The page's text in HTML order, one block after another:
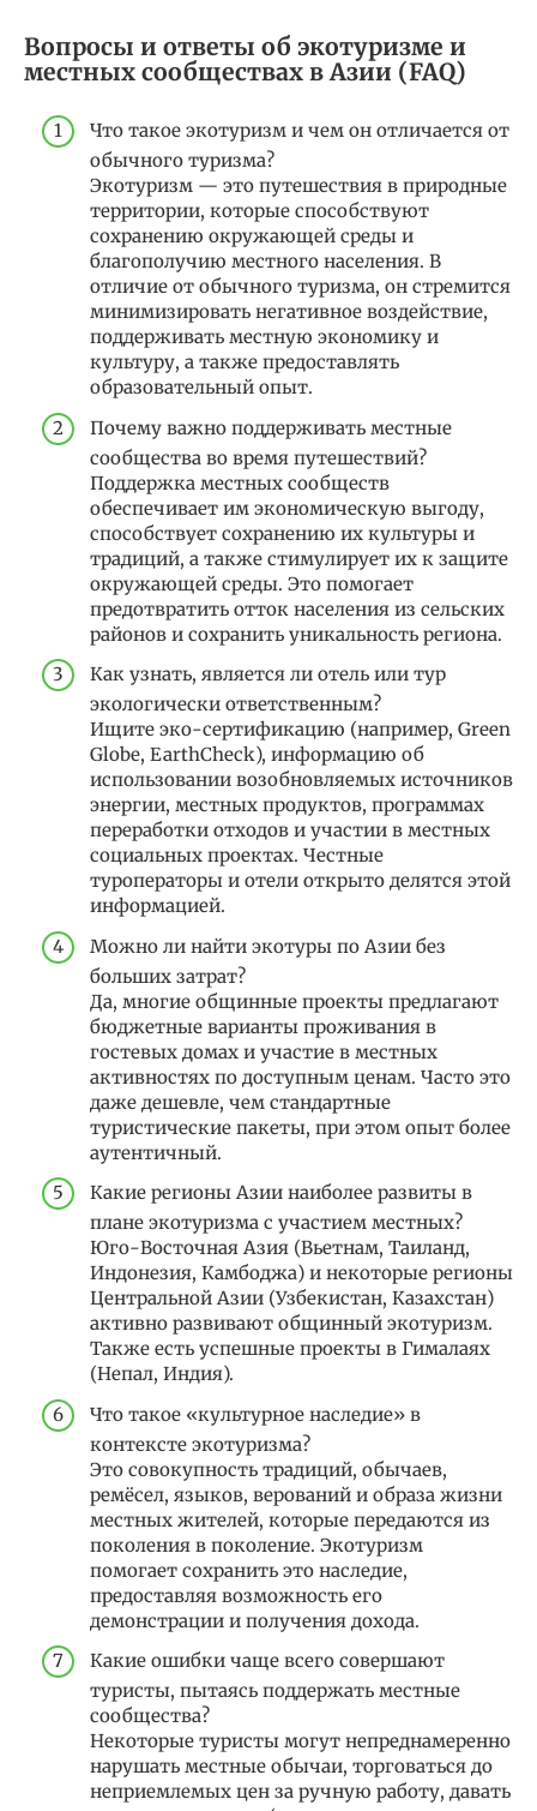
Вопросы и ответы об экотуризме и
местных сообществах в Азии (FAQ)
Что такое экотуризм и чем он отличается от
обычного туризма?
Экотуризм — это путешествия в природные
территории, которые способствуют
сохранению окружающей среды и
благополучию местного населения. В
отличие от обычного туризма, он стремится
минимизировать негативное воздействие,
поддерживать местную экономику и
культуру, а также предоставлять
образовательный опыт.
Почему важно поддерживать местные
сообщества во время путешествий?
Поддержка местных сообществ
обеспечивает им экономическую выгоду,
способствует сохранению их культуры и
традиций, а также стимулирует их к защите
окружающей среды. Это помогает
предотвратить отток населения из сельских
районов и сохранить уникальность региона.
Как узнать, является ли отель или тур
экологически ответственным?
Ищите эко-сертификацию (например, Green
Globe, EarthCheck), информацию об
использовании возобновляемых источников
энергии, местных продуктов, программах
переработки отходов и участии в местных
социальных проектах. Честные
туроператоры и отели открыто делятся этой
информацией.
Можно ли найти экотуры по Азии без
больших затрат?
Да, многие общинные проекты предлагают
бюджетные варианты проживания в
гостевых домах и участие в местных
активностях по доступным ценам. Часто это
даже дешевле, чем стандартные
туристические пакеты, при этом опыт более
аутентичный.
Какие регионы Азии наиболее развиты в
плане экотуризма с участием местных?
Юго-Восточная Азия (Вьетнам, Таиланд,
Индонезия, Камбоджа) и некоторые регионы
Центральной Азии (Узбекистан, Казахстан)
активно развивают общинный экотуризм.
Также есть успешные проекты в Гималаях
(Непал, Индия).
Что такое «культурное наследие» в
контексте экотуризма?
Это совокупность традиций, обычаев,
ремёсел, языков, верований и образа жизни
местных жителей, которые передаются из
поколения в поколение. Экотуризм
помогает сохранить это наследие,
предоставляя возможность его
демонстрации и получения дохода.
Какие ошибки чаще всего совершают
туристы, пытаясь поддержать местные
сообщества?
Некоторые туристы могут непреднамеренно
нарушать местные обычаи, торговаться до
неприемлемых цен за ручную работу, давать